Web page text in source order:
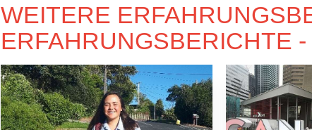
WEITERE
ERFAHRUNGSBERICHTE